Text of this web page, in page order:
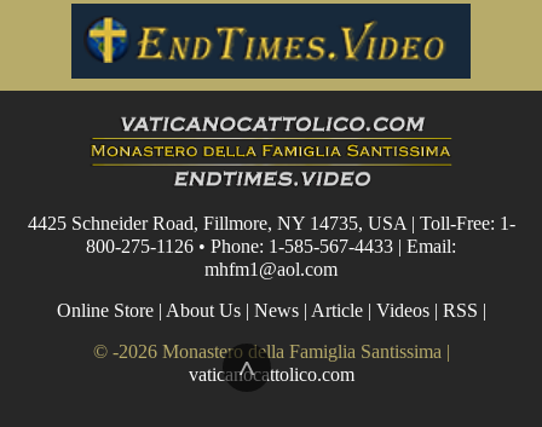
^
4425 Schneider Road, Fillmore, NY 14735, USA | Toll-Free: 1-
800-275-1126 • Phone: 1-585-567-4433 | Email:
mhfm1@aol.com
Online Store| About Us| News| Article| Videos| RSS |
© -2026 Monastero della Famiglia Santissima |
vaticanocattolico.com